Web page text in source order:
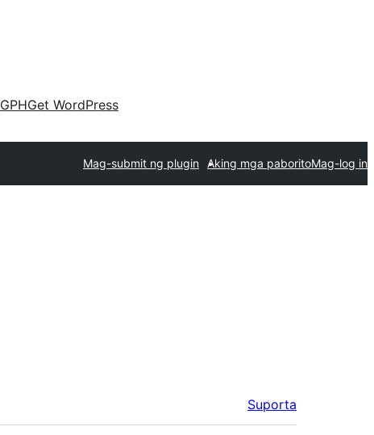
Get WordPress
Mag-submit ng plugin Aking mga paboritoMag-log in
Suporta